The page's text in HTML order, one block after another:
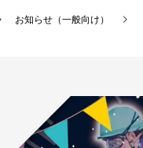
お知らせ（一般向け）